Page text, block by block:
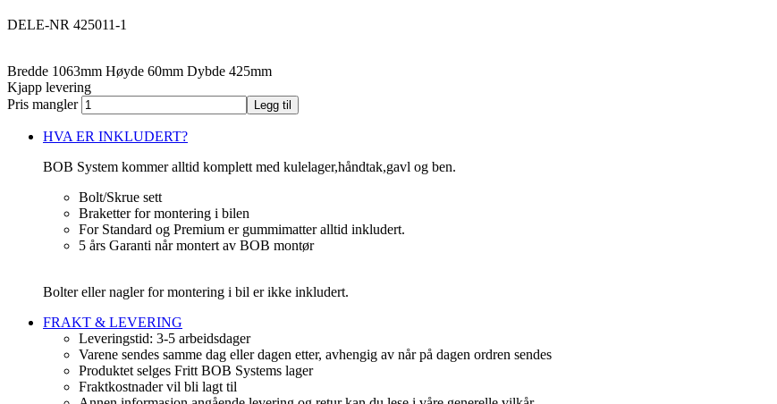
DELE-NR 425011-1
Bredde 1063mm Høyde 60mm Dybde 425mm
Kjapp levering
Pris mangler
Legg til
HVA ER INKLUDERT?
BOB System kommer alltid komplett med kulelager,håndtak,gavl og ben.
Bolt/Skrue sett
Braketter for montering i bilen
For Standard og Premium er gummimatter alltid inkludert.
5 års Garanti når montert av BOB montør
Bolter eller nagler for montering i bil er ikke inkludert.
FRAKT & LEVERING
Leveringstid: 3-5 arbeidsdager
Varene sendes samme dag eller dagen etter, avhengig av når på dagen ordren sendes
Produktet selges Fritt BOB Systems lager
Fraktkostnader vil bli lagt til